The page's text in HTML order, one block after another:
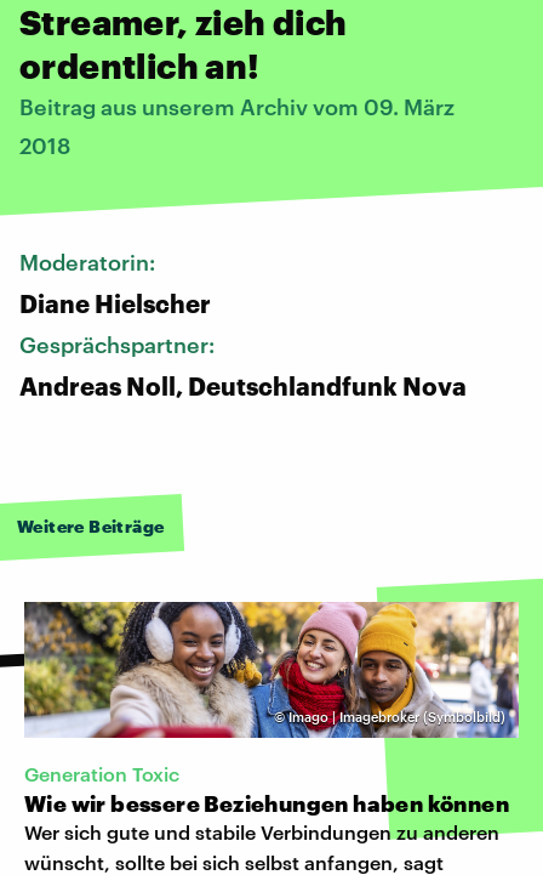
Streamer, zieh dich
ordentlich an!
Beitrag aus unserem Archiv vom 09. März
2018
Moderatorin:
Diane Hielscher
Gesprächspartner:
Andreas Noll, Deutschlandfunk Nova
Weitere Beiträge
©Imago | Imagebroker (Symbolbild)
Generation Toxic
Wie wir bessere Beziehungen haben können
Wer sich gute und stabile Verbindungen zu anderen
wünscht, sollte bei sich selbst anfangen, sagt